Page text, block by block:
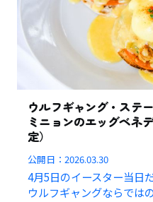
ウルフギャング・ステ
ミニョンのエッグベネ
定）
公開日：2026.03.30
4月5日のイースター当日
ウルフギャングならでは